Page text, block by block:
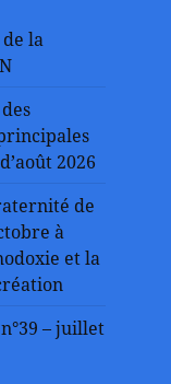
la
2026
de
à
et la
– juillet